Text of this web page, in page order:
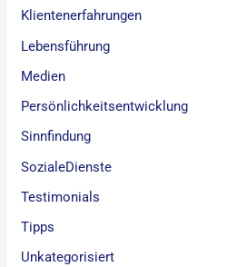
Klientenerfahrungen
Lebensführung
Medien
Persönlichkeitsentwicklung
Sinnfindung
SozialeDienste
Testimonials
Tipps
Unkategorisiert